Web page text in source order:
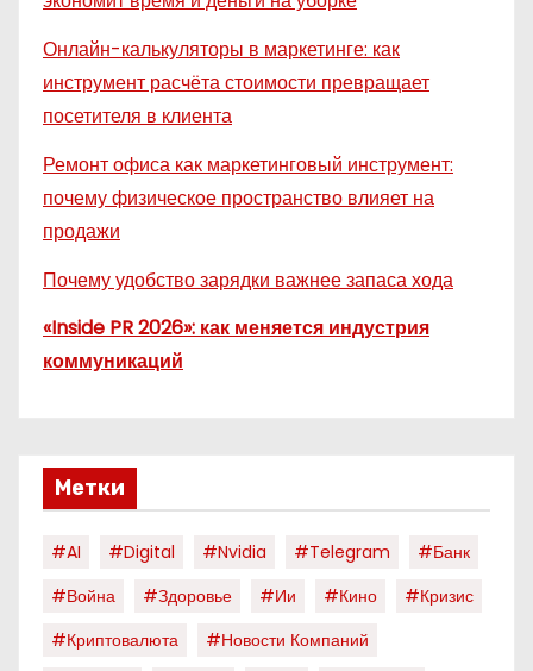
Онлайн-калькуляторы в маркетинге: как
инструмент расчёта стоимости превращает
посетителя в клиента
Ремонт офиса как маркетинговый инструмент:
почему физическое пространство влияет на
продажи
Почему удобство зарядки важнее запаса хода
«Inside PR 2026»: как меняется индустрия
коммуникаций
Метки
#AI #digital #nvidia #telegram
#банк
#война
#здоровье #ии #кино
#кризис
#криптовалюта
#новости Компаний